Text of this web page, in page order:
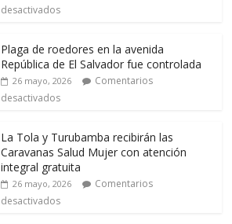
desactivados
Plaga de roedores en la avenida
República de El Salvador fue controlada
26 mayo, 2026
Comentarios
desactivados
La Tola y Turubamba recibirán las
Caravanas Salud Mujer con atención
integral gratuita
26 mayo, 2026
Comentarios
desactivados